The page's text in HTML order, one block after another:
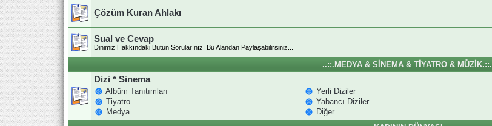
Çözüm Kuran Ahlakı
Sual ve Cevap
Dinimiz Hakkındaki Bütün Sorularınızı Bu Alandan Paylaşabilirsiniz...
..::.MEDYA & SİNEMA & TİYATRO & MÜZİK.::.
Dizi * Sinema
Albüm Tanıtımları
Yerli Diziler
Tiyatro
Yabancı Diziler
Medya
Diğer